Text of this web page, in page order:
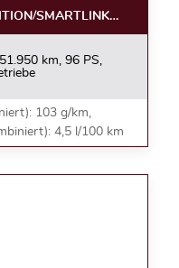
SMARTLINK/KAMERA/
km, 96 PS,
103 g/km,
4,5 l/100 km